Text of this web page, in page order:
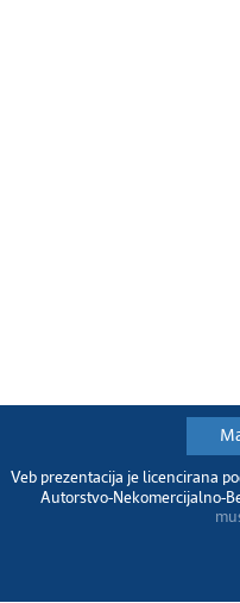
Veb prezentacija je licencirana
Autorstvo-Nekomercijalno-